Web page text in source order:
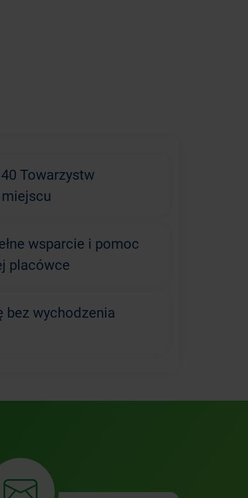
Towarzystw
wsparcie i pomoc
placówce
bez wychodzenia